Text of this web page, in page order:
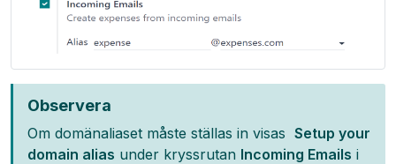
Observera
Om domänaliaset måste ställas in visas Setup your
domain alias under kryssrutan Incoming Emails i